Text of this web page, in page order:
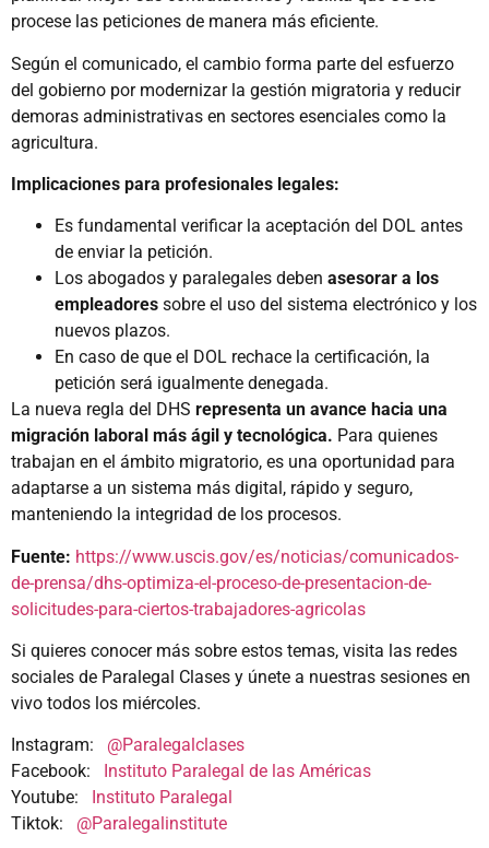
procese las peticiones de manera más eficiente.
Según el comunicado, el cambio forma parte del esfuerzo
del gobierno por modernizar la gestión migratoria y reducir
demoras administrativas en sectores esenciales como la
agricultura.
Implicaciones para profesionales legales:
Es fundamental verificar la aceptación del DOL antes
de enviar la petición.
Los abogados y paralegales deben asesorar a los
empleadores sobre el uso del sistema electrónico y los
nuevos plazos.
En caso de que el DOL rechace la certificación, la
petición será igualmente denegada.
La nueva regla del DHS representa un avance hacia una
migración laboral más ágil y tecnológica. Para quienes
trabajan en el ámbito migratorio, es una oportunidad para
adaptarse a un sistema más digital, rápido y seguro,
manteniendo la integridad de los procesos.
Fuente: https://www.uscis.gov/es/noticias/comunicados-
de-prensa/dhs-optimiza-el-proceso-de-presentacion-de-
solicitudes-para-ciertos-trabajadores-agricolas
Si quieres conocer más sobre estos temas, visita las redes
sociales de Paralegal Clases y únete a nuestras sesiones en
vivo todos los miércoles.
Instagram: @Paralegalclases
Facebook:
Instituto Paralegal de las Américas
Youtube:
Instituto Paralegal
Tiktok: @Paralegalinstitute